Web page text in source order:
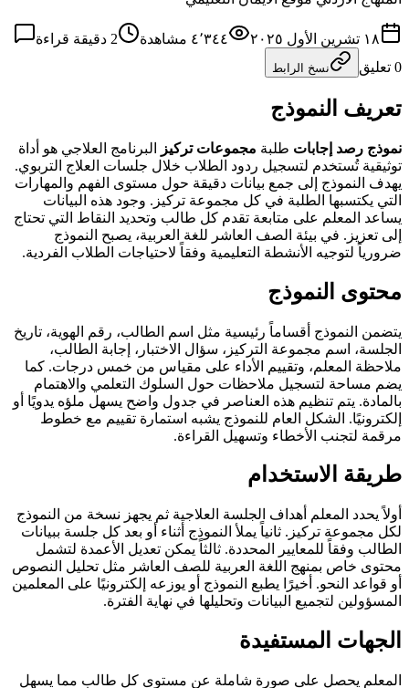
١٨ تشرين الأول ٢٠٢٥ ٤٬٣٤٤ مشاهدة 2 دقيقة قراءة
0 تعليق نسخ الرابط
تعريف النموذج
نموذج رصد إجابات طلبة مجموعات تركيز
البرنامج العلاجي هو أداة
توثيقية تُستخدم لتسجيل ردود الطلاب خلال جلسات العلاج التربوي.
يهدف النموذج إلى جمع بيانات دقيقة حول مستوى الفهم والمهارات
التي يكتسبها الطلبة في كل مجموعة تركيز. وجود هذه البيانات
يساعد المعلم على متابعة تقدم كل طالب وتحديد النقاط التي تحتاج
إلى تعزيز. في بيئة الصف العاشر للغة العربية، يصبح النموذج
ضرورياً لتوجيه الأنشطة التعليمية وفقاً لاحتياجات الطلاب الفردية.
محتوى النموذج
يتضمن النموذج أقساماً رئيسية مثل اسم الطالب، رقم الهوية، تاريخ
الجلسة، اسم مجموعة التركيز، سؤال الاختبار، إجابة الطالب،
ملاحظة المعلم، وتقييم الأداء على مقياس من خمس درجات. كما
يضم مساحة لتسجيل ملاحظات حول السلوك التعلمي والاهتمام
بالمادة. يتم تنظيم هذه العناصر في جدول واضح يسهل ملؤه يدويًا أو
إلكترونيًا. الشكل العام للنموذج يشبه استمارة تقييم مع خطوط
مرقمة لتجنب الأخطاء وتسهيل القراءة.
طريقة الاستخدام
أولاً يحدد المعلم أهداف الجلسة العلاجية ثم يجهز نسخة من النموذج
لكل مجموعة تركيز. ثانياً يملأ النموذج أثناء أو بعد كل جلسة ببيانات
الطالب وفقاً للمعايير المحددة. ثالثاً يمكن تعديل الأعمدة لتشمل
محتوى خاص بمنهج اللغة العربية للصف العاشر مثل تحليل النصوص
أو قواعد النحو. أخيرًا يطبع النموذج أو يوزعه إلكترونيًا على المعلمين
المسؤولين لتجميع البيانات وتحليلها في نهاية الفترة.
الجهات المستفيدة
المعلم يحصل على صورة شاملة عن مستوى كل طالب مما يسهل